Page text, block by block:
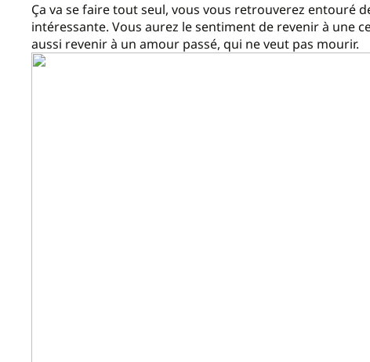
Ça va se faire tout seul, vous vous retrouverez entouré
intéressante. Vous aurez le sentiment de revenir à une
aussi revenir à un amour passé, qui ne veut pas mourir.